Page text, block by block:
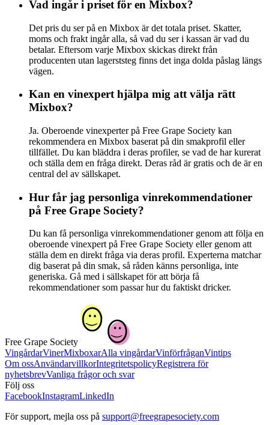
Vad ingår i priset för en Mixbox?
Det pris du ser på en Mixbox är det totala priset. Skatter,
moms och frakt ingår alla, så vad du ser i kassan är vad du
betalar. Eftersom varje Mixbox skickas direkt från
producenten utan lagerststeg finns det inga dolda påslag längs
vägen.
Kan en vinexpert hjälpa mig att välja rätt
Mixbox?
Ja. Oberoende vinexperter på Free Grape Society kan
rekommendera en Mixbox baserat på din smakprofil eller
tillfället. Du kan bläddra i deras profiler, se vad de har kurerat
och ställa dem en fråga direkt. Deras råd är gratis och de är en
central del av sällskapet.
Hur får jag personliga vinrekommendationer
på Free Grape Society?
Du kan få personliga vinrekommendationer genom att följa en
oberoende vinexpert på Free Grape Society eller genom att
ställa dem en direkt fråga via deras profil. Experterna matchar
dig baserat på din smak, så råden känns personliga, inte
generiska. Gå med i sällskapet för att börja få
rekommendationer som passar hur du faktiskt dricker.
Free Grape Society
VingårdarVinerMixboxarAlla vingårdarVinförfråganVintips
Om ossAnvändarvillkorIntegritetspolicyRegistrera för
nyhetsbrevVanliga frågor och svar
Följ oss
FacebookInstagramLinkedIn
För support, mejla oss på support@freegrapesociety.com